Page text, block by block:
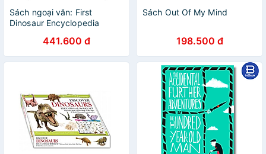
Sách ngoại văn: First
Dinosaur Encyclopedia
441.600 đ
Sách Out Of My Mind
198.500 đ